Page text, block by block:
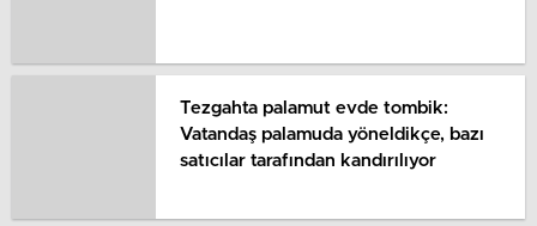
Tezgahta palamut evde tombik:
Vatandaş palamuda yöneldikçe, bazı
satıcılar tarafından kandırılıyor